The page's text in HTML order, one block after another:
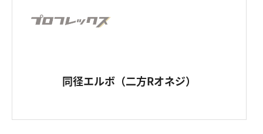
同径エルボ（二方Rオネジ）